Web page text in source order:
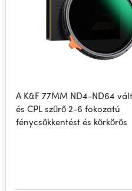
A K&F 77MM ND4-ND64
és CPL szűrő 2-6 fokozatú
fénycsökkentést és körkörös